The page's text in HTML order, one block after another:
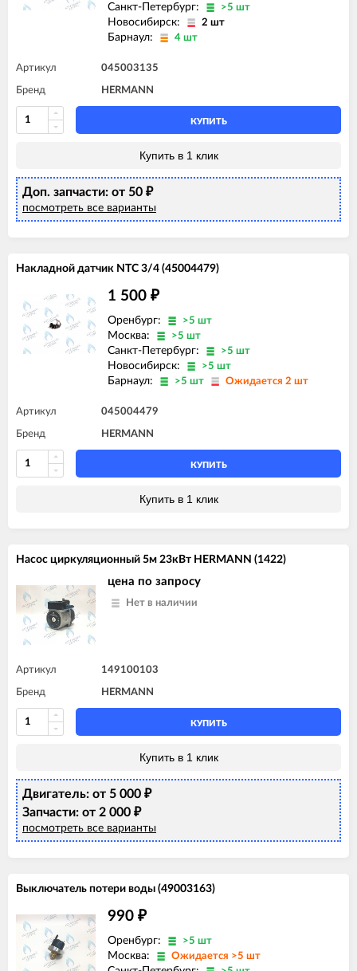
Санкт-Петербург: >5 шт
Новосибирск: 2 шт
Барнаул: 4 шт
Артикул 045003135
Бренд HERMANN
КУПИТЬ
Купить в 1 клик
Доп. запчасти: от 50 ₽
посмотреть все варианты
Накладной датчик NTC 3/4 (45004479)
1 500 ₽
Оренбург: >5 шт
Москва: >5 шт
Санкт-Петербург: >5 шт
Новосибирск: >5 шт
Барнаул: >5 шт Ожидается 2 шт
Артикул 045004479
Бренд HERMANN
КУПИТЬ
Купить в 1 клик
Насос циркуляционный 5м 23кВт HERMANN (1422)
цена по запросу
Нет в наличии
Артикул 149100103
Бренд HERMANN
КУПИТЬ
Купить в 1 клик
Двигатель: от 5 000 ₽
Запчасти: от 2 000 ₽
посмотреть все варианты
Выключатель потери воды (49003163)
990 ₽
Оренбург: >5 шт
Москва: Ожидается >5 шт